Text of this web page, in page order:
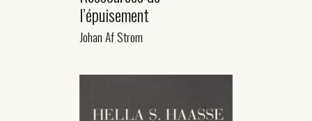
l’épuisement
Johan Af Strom